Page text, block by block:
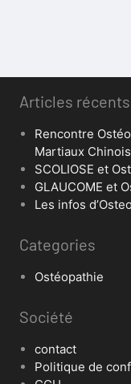
Articles récents
Rencontre
Martiaux Chinois
SCOLIOSE et
GLAUCOME et
Les infos
Categories
Ostéopathie
Société
contact
Politique de